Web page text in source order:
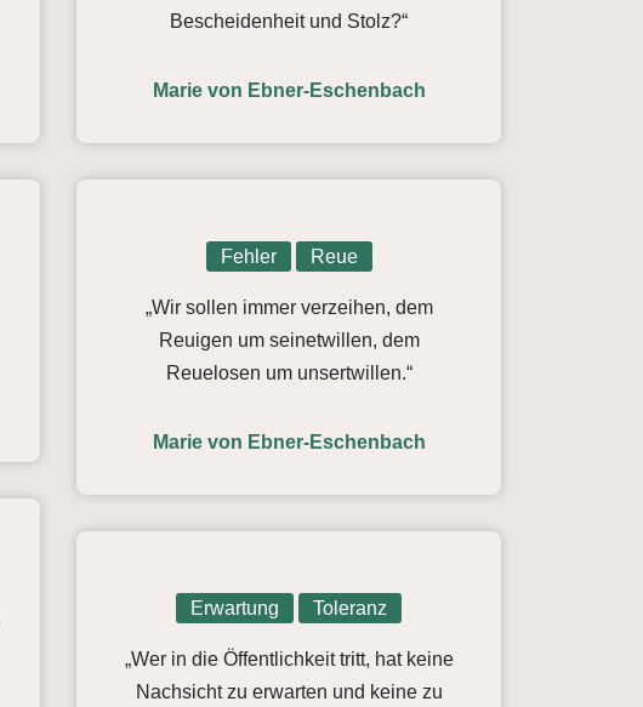
Bescheidenheit und Stolz?“
Marie von Ebner-Eschenbach
Fehler Reue
„Wir sollen immer verzeihen, dem
Reuigen um seinetwillen, dem
Reuelosen um unsertwillen.“
Marie von Ebner-Eschenbach
Erwartung Toleranz
„Wer in die Öffentlichkeit tritt, hat keine
Nachsicht zu erwarten und keine zu